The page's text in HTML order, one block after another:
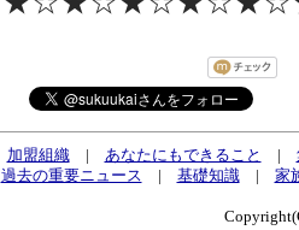
加盟組織| あなたにもできること |
過去の重要ニュース | 基礎知識| 家